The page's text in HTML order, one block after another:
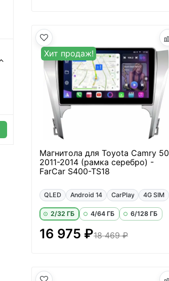
Хит продаж!
Магнитола для Toyota Camry 50
2011-2014 (рамка серебро) -
FarCar S400-TS18
QLED Android 14 CarPlay 4G SIM
2/32 ГБ 4/64 ГБ 6/128 ГБ
16 975 ₽18 469 ₽